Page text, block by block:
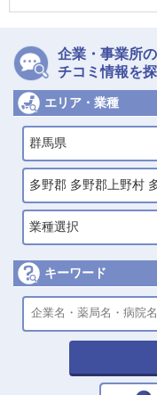
企業・事業所
チコミ情報を探
エリア・業種
群馬県
多野郡 多野郡上野村
業種選択
キーワード